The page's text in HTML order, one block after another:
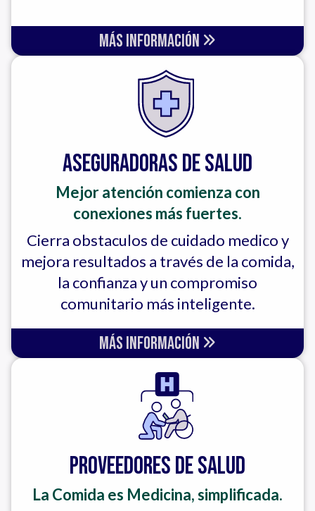
Más Información
Aseguradoras de Salud
Mejor atención comienza con
conexiones más fuertes.
Cierra obstaculos de cuidado medico y
mejora resultados a través de la comida,
la confianza y un compromiso
comunitario más inteligente.
Más Información
Proveedores de Salud
La Comida es Medicina, simplificada.